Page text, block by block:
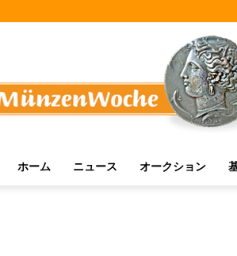
ホーム ニュース オークション